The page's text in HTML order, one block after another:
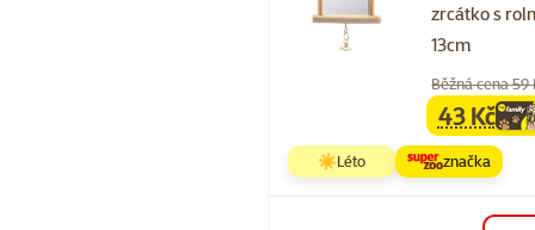
zrcátko s
13cm
Běžná cena 59
family
43 Kč
☀️Léto značka